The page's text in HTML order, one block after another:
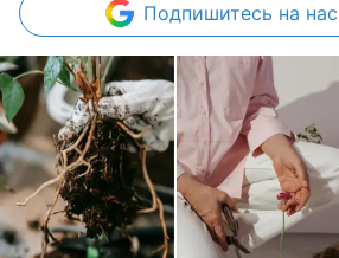
Подпишитесь на